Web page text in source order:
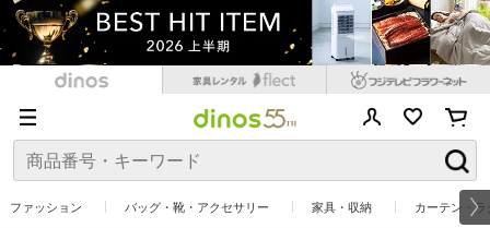
ファッション バッグ・靴・アクセサリー 家具・収納 カーテン・